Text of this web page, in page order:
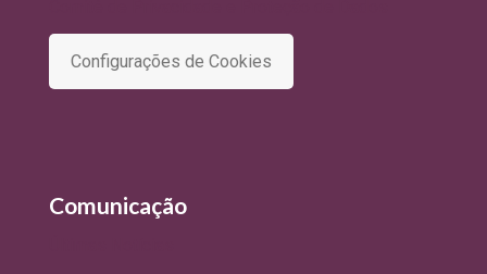
Configurações de Cookies
Comunicação